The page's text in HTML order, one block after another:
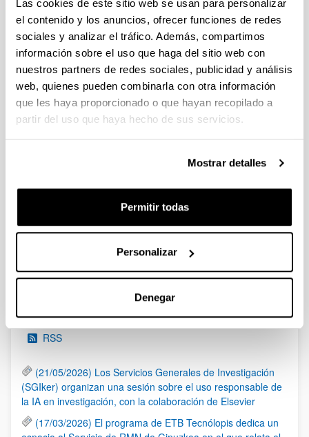
Las cookies de este sitio web se usan para personalizar
el contenido y los anuncios, ofrecer funciones de redes
sociales y analizar el tráfico. Además, compartimos
información sobre el uso que haga del sitio web con
nuestros partners de redes sociales, publicidad y análisis
web, quienes pueden combinarla con otra información
que les haya proporcionado o que hayan recopilado a
partir del uso que haya hecho de sus servicios.
Mostrar detalles
Permitir todas
Personalizar
Denegar
Se ha publicado la propuesta de adjudicación(12/09/2023)
PIFG23/15: “Preservation and alteration processes of
inorganic and organic compounds in nakhlites, terrestrial
analogs and rocks of Jezero crater. Mars“
Plazo de presentación cerrado: 21/07/2023 - 16/08/2023 23:59
Se ha publicado la propuesta de adjudicación(12/09/2023)
PIFG23/12: “ Investigación en nuevos materiales para
almacenamiento de energía su procesamiento y
Plazo de presentación cerrado: 18/07/2023 - 10/08/2023 23:59
Se ha publicado la propuesta de adjudicación(12/09/2023)
Páginas intermedias Use TAB para desplazarse.
Página
35 Página
36 Página
37
RSS
(21/05/2026) Los Servicios Generales de Investigación
(SGIker) organizan una sesión sobre el uso responsable de
la IA en investigación, con la colaboración de Elsevier
(17/03/2026) El programa de ETB Tecnólopis dedica un